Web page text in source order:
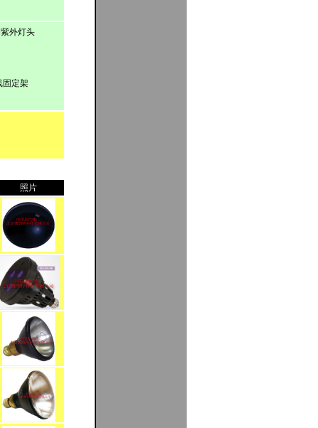
外灯头
固定架
照片